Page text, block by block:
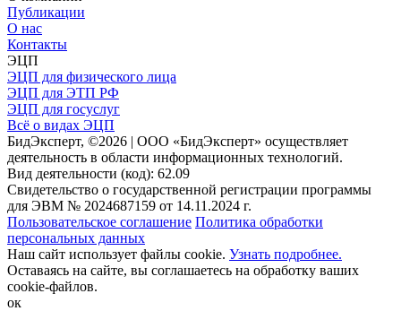
Публикации
О нас
Контакты
ЭЦП
ЭЦП для физического лица
ЭЦП для ЭТП РФ
ЭЦП для госуслуг
Всё о видах ЭЦП
БидЭксперт, ©2026 | ООО «БидЭксперт» осуществляет
деятельность в области информационных технологий.
Вид деятельности (код): 62.09
Свидетельство о государственной регистрации программы
для ЭВМ № 2024687159 от 14.11.2024 г.
Пользовательское соглашение Политика обработки
персональных данных
Наш сайт использует файлы cookie. Узнать подробнее.
Оставаясь на сайте, вы соглашаетесь на обработку ваших
cookie-файлов.
ок